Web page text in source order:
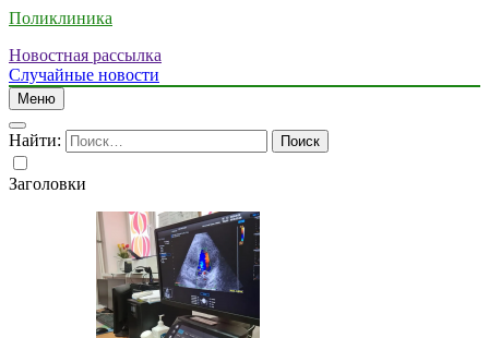
Поликлиника
Новостная рассылка
Случайные новости
Меню
Найти:
Заголовки